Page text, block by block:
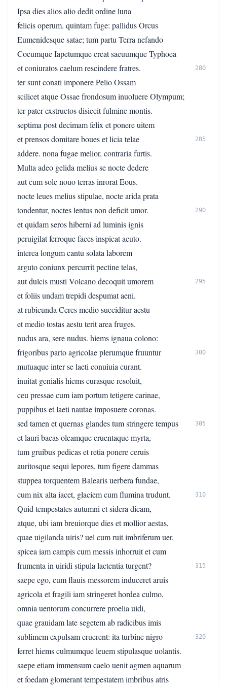
Ipsa dies alios alio dedit ordine luna
felicis operum. quintam fuge: pallidus Orcus
Eumenidesque satae; tum partu Terra nefando
Coeumque Iapetumque creat saeuumque Typhoea
et coniuratos caelum rescindere fratres.
280
ter sunt conati imponere Pelio Ossam
scilicet atque Ossae frondosum inuoluere Olympum;
ter pater exstructos disiecit fulmine montis.
septima post decimam felix et ponere uitem
et prensos domitare boues et licia telae
285
addere. nona fugae melior, contraria furtis.
Multa adeo gelida melius se nocte dedere
aut cum sole nouo terras inrorat Eous.
nocte leues melius stipulae, nocte arida prata
tondentur, noctes lentus non deficit umor.
290
et quidam seros hiberni ad luminis ignis
peruigilat ferroque faces inspicat acuto.
interea longum cantu solata laborem
arguto coniunx percurrit pectine telas,
aut dulcis musti Volcano decoquit umorem
295
et foliis undam trepidi despumat aeni.
at rubicunda Ceres medio succiditur aestu
et medio tostas aestu terit area fruges.
nudus ara, sere nudus. hiems ignaua colono:
frigoribus parto agricolae plerumque fruuntur
300
mutuaque inter se laeti conuiuia curant.
inuitat genialis hiems curasque resoluit,
ceu pressae cum iam portum tetigere carinae,
puppibus et laeti nautae imposuere coronas.
sed tamen et quernas glandes tum stringere tempus
305
et lauri bacas oleamque cruentaque myrta,
tum gruibus pedicas et retia ponere ceruis
auritosque sequi lepores, tum figere dammas
stuppea torquentem Balearis uerbera fundae,
cum nix alta iacet, glaciem cum flumina trudunt.
310
Quid tempestates autumni et sidera dicam,
atque, ubi iam breuiorque dies et mollior aestas,
quae uigilanda uiris? uel cum ruit imbriferum uer,
spicea iam campis cum messis inhorruit et cum
frumenta in uiridi stipula lactentia turgent?
315
saepe ego, cum flauis messorem induceret aruis
agricola et fragili iam stringeret hordea culmo,
omnia uentorum concurrere proelia uidi,
quae grauidam late segetem ab radicibus imis
sublimem expulsam eruerent: ita turbine nigro
320
ferret hiems culmumque leuem stipulasque uolantis.
saepe etiam immensum caelo uenit agmen aquarum
et foedam glomerant tempestatem imbribus atris